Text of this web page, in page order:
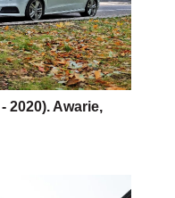
2020). Awarie,